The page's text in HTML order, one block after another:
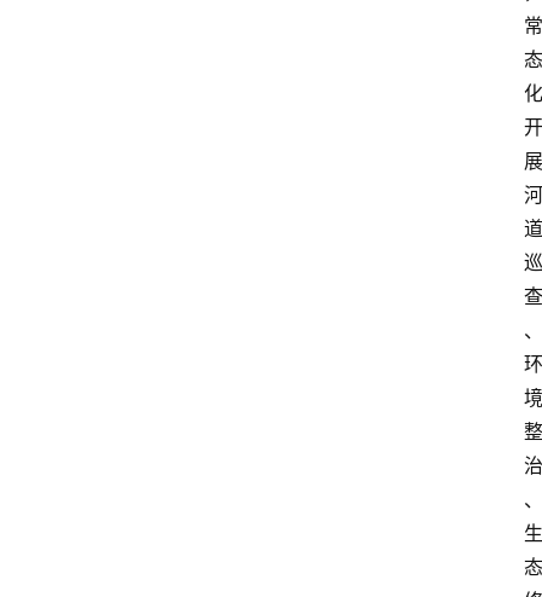
常
态
化
开
展
河
道
巡
查
、
环
境
整
治
、
生
态